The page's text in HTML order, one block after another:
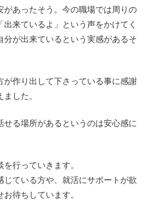
があったそう。今の職場では周りの
来ているよ」という声をかけてく
分が出来ているという実感があるそ
が作り出して下さっている事に感謝
した。
せる場所があるというのは安心感に
行っていきます。
じている方や、就活にサポートが欲
待ちしています。